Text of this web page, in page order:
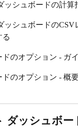
ッシュボードの計算
ッシュボードのCSV
る
のオプション - ガ
のオプション - 概
ダッシュボー